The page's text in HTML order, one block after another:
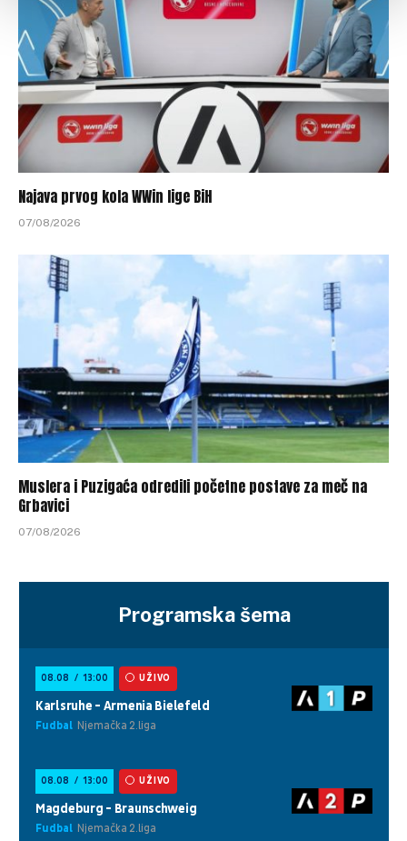
Najava prvog kola WWin lige BiH
07/08/2026
Muslera i Puzigaća odredili početne postave za meč na
Grbavici
07/08/2026
Programska šema